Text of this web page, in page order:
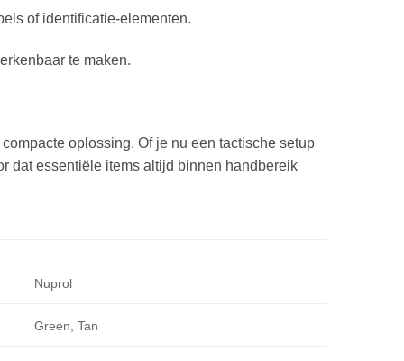
of identificatie-elementen.
te maken.
oplossing. Of je nu een tactische setup
dat essentiële items altijd binnen handbereik
Nuprol
Green, Tan